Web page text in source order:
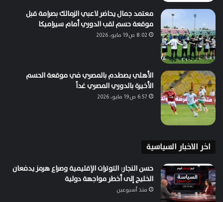
معتمد جمال يحاضر لاعبي الزمالك بصرامة قبل
موقعة حسم لقب الدوري أمام سيراميكا
8:02 ص19 مايو، 2026
الأهلي يصطدم بالمصري في موقعة الحسم
الأخيرة بالدوري المصري غداً
6:57 ص19 مايو، 2026
اخر الاخبار السياسية
حسن النجار: التوترات الإقليمية وصراع هرمز يدفعان
الخليج إلى أخطر مواجهة دولية
منذ أسبوعين